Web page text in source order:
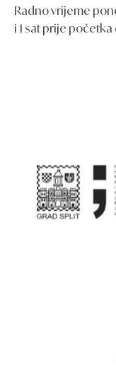
Radno vrijeme
i 1 sat prije